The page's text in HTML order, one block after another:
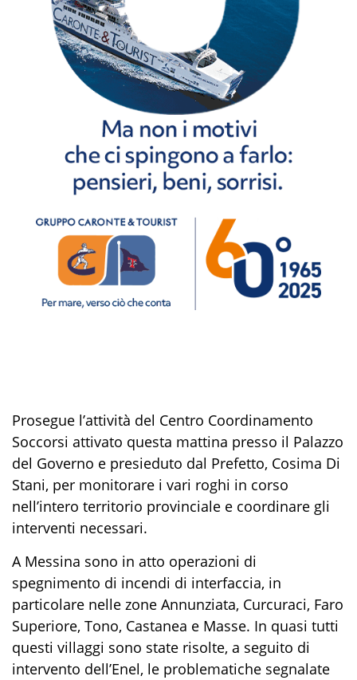
Prosegue l’attività del Centro Coordinamento
Soccorsi attivato questa mattina presso il Palazzo
del Governo e presieduto dal Prefetto, Cosima Di
Stani, per monitorare i vari roghi in corso
nell’intero territorio provinciale e coordinare gli
interventi necessari.
A Messina sono in atto operazioni di
spegnimento di incendi di interfaccia, in
particolare nelle zone Annunziata, Curcuraci, Faro
Superiore, Tono, Castanea e Masse. In quasi tutti
questi villaggi sono state risolte, a seguito di
intervento dell’Enel, le problematiche segnalate